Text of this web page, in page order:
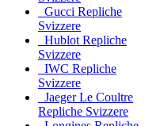
Gucci Repliche
Svizzere
Hublot Repliche
Svizzere
IWC Repliche
Svizzere
Jaeger Le Coultre
Repliche Svizzere